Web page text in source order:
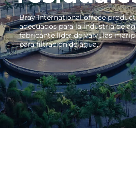
Bray International ofrece
adecuados para la industria de
fabricante líder de válvulas
para filtración de agua.